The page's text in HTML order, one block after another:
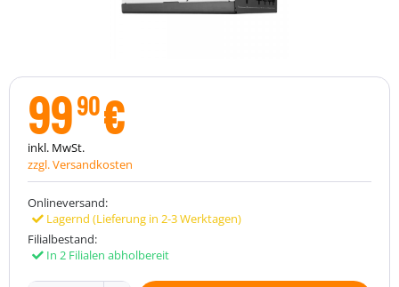
9990€
inkl. MwSt.
zzgl. Versandkosten
Onlineversand:
Lagernd (Lieferung in 2-3 Werktagen)
Filialbestand:
In 2 Filialen abholbereit